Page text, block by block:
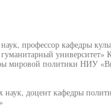
профессор кафедры
университет»
мировой политики НИУ
доцент кафедры